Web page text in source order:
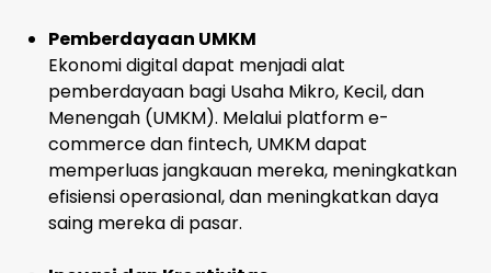
Pemberdayaan UMKM
Ekonomi digital dapat menjadi alat
pemberdayaan bagi Usaha Mikro, Kecil, dan
Menengah (UMKM). Melalui platform e-
commerce dan fintech, UMKM dapat
memperluas jangkauan mereka, meningkatkan
efisiensi operasional, dan meningkatkan daya
saing mereka di pasar.